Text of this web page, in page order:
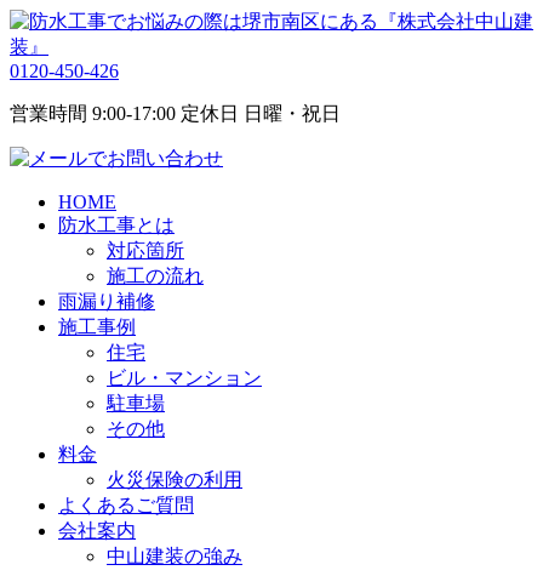
0120-450-426
営業時間 9:00-17:00 定休日 日曜・祝日
HOME
防水工事とは
対応箇所
施工の流れ
雨漏り補修
施工事例
住宅
ビル・マンション
駐車場
その他
料金
火災保険の利用
よくあるご質問
会社案内
中山建装の強み